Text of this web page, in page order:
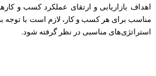
اهداف بازاریابی و ارتقای عملکرد کسب و
مناسب برای هر کسب و کار، لازم است با
استراتژی‌های مناسبی در نظر گرفته شود.